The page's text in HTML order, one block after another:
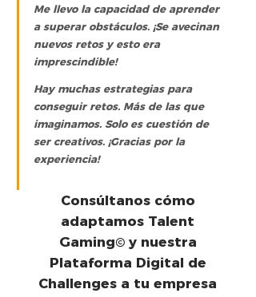
Me llevo la capacidad de aprender
a superar obstáculos. ¡Se avecinan
nuevos retos y esto era
imprescindible!
Hay muchas estrategias para
conseguir retos. Más de las que
imaginamos. Solo es cuestión de
ser creativos. ¡Gracias por la
experiencia!
Consúltanos cómo
adaptamos Talent
Gaming© y nuestra
Plataforma Digital de
Challenges a tu empresa